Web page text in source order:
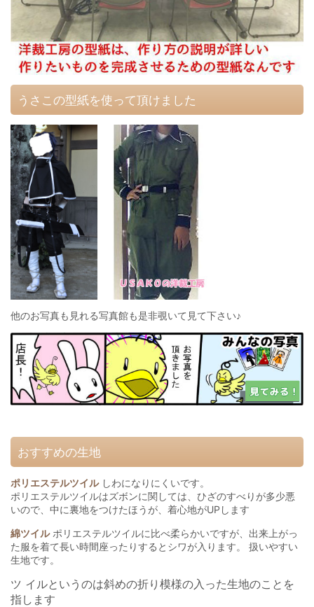
うさこの型紙を使って頂けました
他のお写真も見れる写真館も是非覗いて見て下さい♪
おすすめの生地
ポリエステルツイルしわになりにくいです。
ポリエステルツイルはズボンに関しては、ひざのすべりが多少悪
いので、中に裏地をつけたほうが、着心地がUPします
綿ツイルポリエステルツイルに比べ柔らかいですが、出来上がっ
た服を着て長い時間座ったりするとシワが入ります。 扱いやすい
生地です。
ツ イルというのは斜めの折り模様の入った生地のことを
指します